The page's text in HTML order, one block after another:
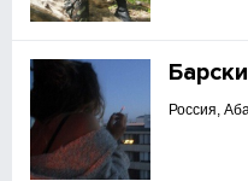
Россия,